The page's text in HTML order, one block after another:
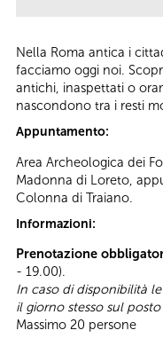
Nella Roma antica i
facciamo oggi noi.
antichi, inaspettati o
nascondono tra i resti
Appuntamento:
Area Archeologica dei
Madonna di Loreto,
Colonna di Traiano.
Informazioni:
Prenotazione
- 19.00).
In caso di disponibilità
il giorno stesso sul posto
Massimo 20 persone